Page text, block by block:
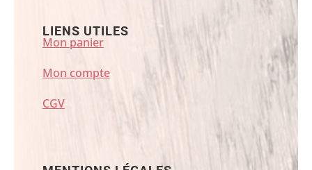
LIENS UTILES
Mon panier
Mon compte
CGV